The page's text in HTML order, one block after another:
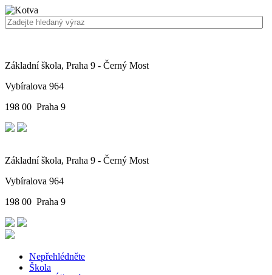
Základní škola, Praha 9 - Černý Most
Vybíralova 964
198 00 Praha 9
Základní škola, Praha 9 - Černý Most
Vybíralova 964
198 00 Praha 9
Nepřehlédněte
Škola